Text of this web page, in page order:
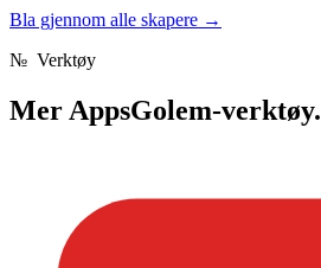
Bla gjennom alle skapere →
№ Verktøy
Mer AppsGolem-verktøy.